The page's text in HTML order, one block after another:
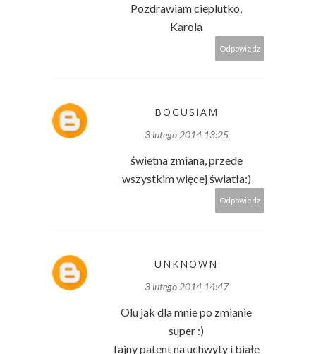
Pozdrawiam cieplutko,
Karola
Odpowiedz
BOGUSIAM
3 lutego 2014 13:25
świetna zmiana, przede
wszystkim więcej światła:)
Odpowiedz
UNKNOWN
3 lutego 2014 14:47
Olu jak dla mnie po zmianie
super :)
fajny patent na uchwyty i białe